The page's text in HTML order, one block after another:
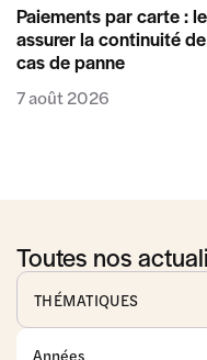
Paiements par carte :
assurer la continuité
cas de panne
7 août 2026
Toutes nos
THÉMATIQUES